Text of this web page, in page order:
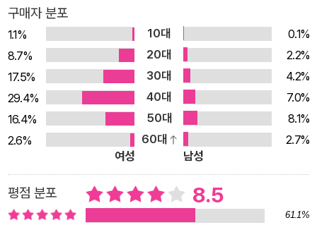
없이 밀고 나가는 서사는 이미 정유정의 시그니처다. 오직 그녀만
이 쓸 수 있는 작품, 그 세계에 독자들을 초대한다. “생각보다 여
기 재미있어. 복마전 같아.” 가상세계 롤라를 활용하여 의뢰자의
기억을 바탕으로 한 1인칭 가상 극장 ‘드림시어터’를 만드는 설계
자 해상. 그녀는 드림시어터를 만들어낸 초창기 설계자 중 하나지
만 최근엔 의뢰를 많이 받지 못하고 있다. 이런 해상에게 자신의
기억을 바탕으로 드림시어터를 만들어 달라는 한 남자의 기이한
의뢰가 들어온다. 나는 그 남자의 집에 초대되었다. 주저하지 않
고 받아들였다. 머뭇대지 않고 출발했다. 부르면 찾아가는 게 내
일이었다. 지금 내가 이 어둡고 낯선 거리에 서 있는 건 바로 그
때문이고. 이정표가 알려주기로, 이 거리의 이름은 만경로란다.
구매자 분포
1.1% 10대
0.1%
8.7%
20대
2.2%
17.5%
30대
4.2%
29.4%
40대
7.0%
16.4%
50대
8.1%
2.6%
60대
2.7%
여성
남성
평점 분포 8.5
61.1%